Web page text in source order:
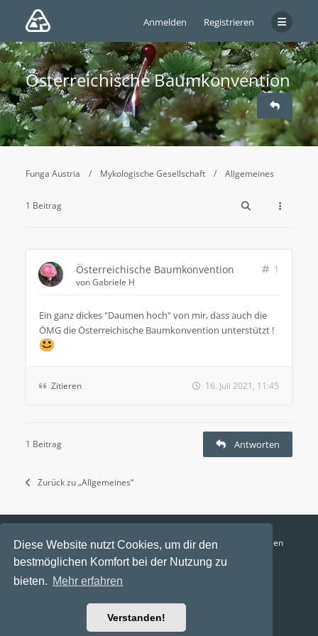
Diese Website nutzt Cookies, um dir den
bestmöglichen Komfort bei der Nutzung zu
bieten. Mehr erfahren
Verstanden!
Anmelden Registrieren
Österreichische Baumkonvention
Funga Austria Mykologische Gesellschaft Allgemeines
1 Beitrag
Österreichische Baumkonvention
1
vonGabriele H
Ein ganz dickes "Daumen hoch" von mir, dass auch die
ÖMG die Österreichische Baumkonvention unterstützt !
Zitieren 16. Juli 2021, 11:45
1 Beitrag Antworten
Zurück zu „Allgemeines“
Funga Austria FAQ Datenschutz
Nutzungsbedingungen
Alle Zeiten sind UTC+02:00
Aktuelle Zeit: 9. August 2026, 10:34
Powered byphpBB® Forum Software © phpBB Limited
Ravaio Theme by